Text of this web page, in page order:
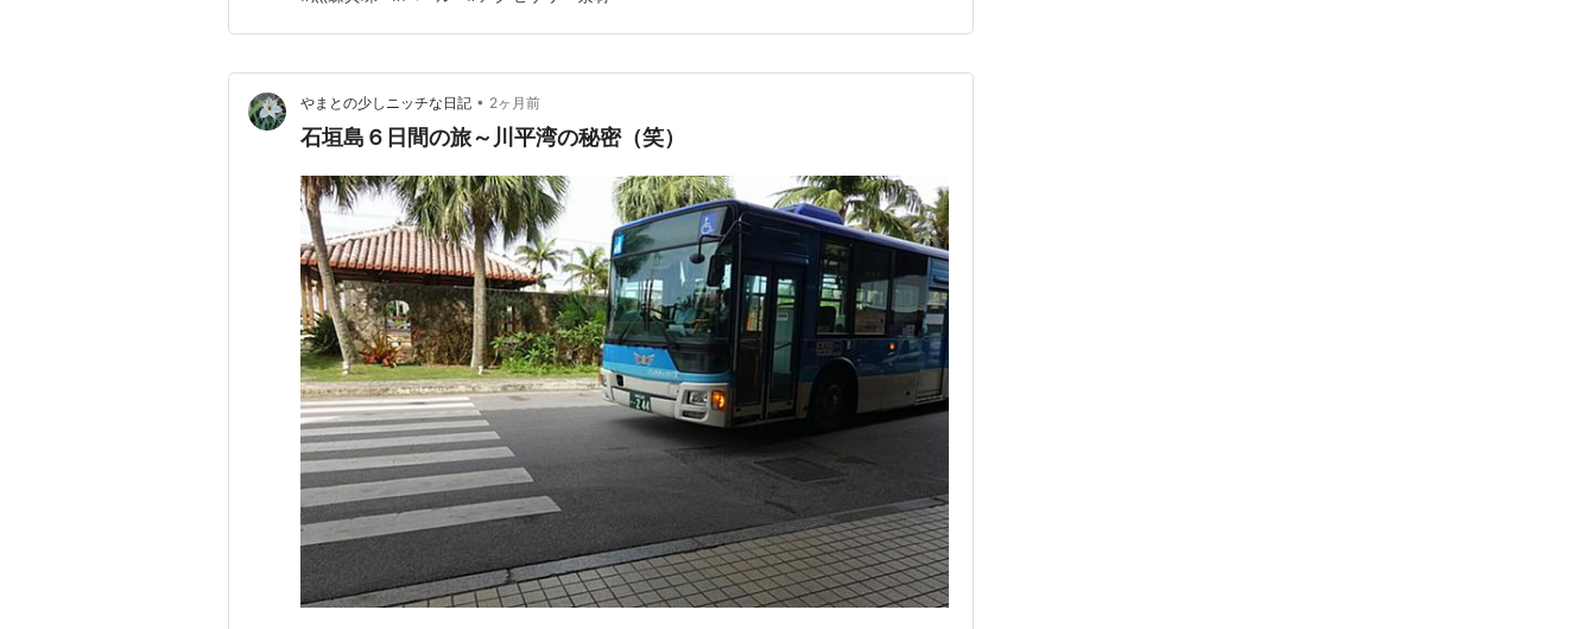
代のジャクソン5への参加から、1980年…
やまとの少しニッチな日記 • 2ヶ月前
石垣島６日間の旅～川平湾の秘密（笑）